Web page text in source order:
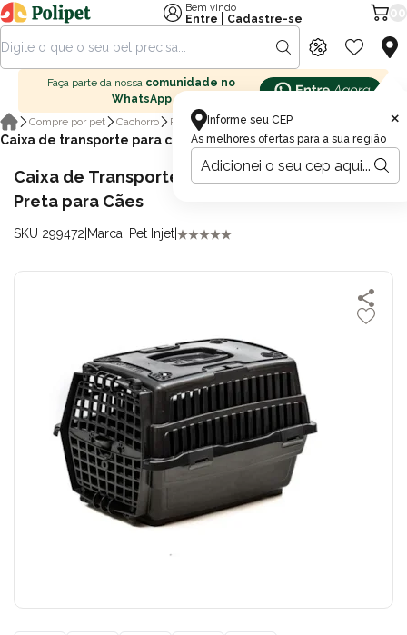
Informe seu CEP
As melhores ofertas para a sua região
×
Bem vindo
Entre
Cadastre-se
Faça parte da nossa comunidade no
WhatsApp
Compre por pet
Cachorro Passeio para cachorro
Caixa de transporte para cachorro
Caixa de Transporte Love Travel Nº1 Pet Injet
Preta para Cães
SKU 299472 Marca: Pet Injet